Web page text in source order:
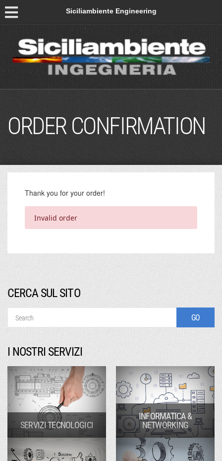
Siciliambiente Engineering
ORDER CONFIRMATION
Thank you for your order!
Invalid order
CERCA SUL SITO
I NOSTRI SERVIZI
SERVIZI TECNOLOGICI
INFORMATICA &
NETWORKING